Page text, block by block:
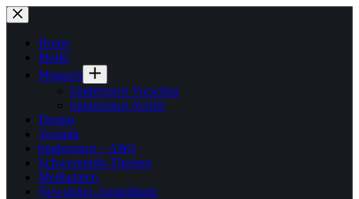
Zum
Inhalt
springenHome
Markt
Magazin
bindereport Vorschau
bindereport Archiv
Design
Technik
bindereport – ABO
Schwerpunkt-Themen
Mediadaten
Newsletter-Anmeldung